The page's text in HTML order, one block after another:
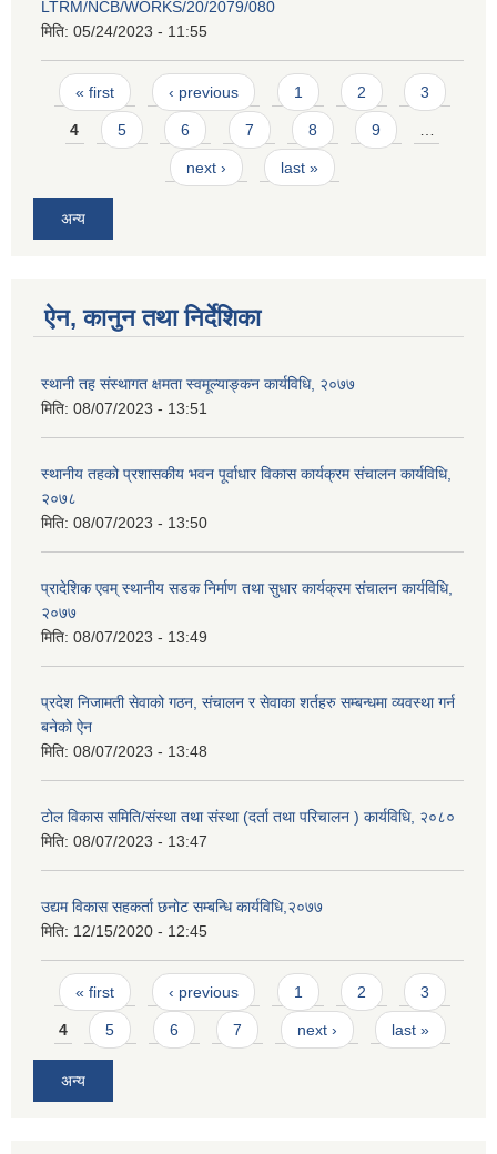
LTRM/NCB/WORKS/20/2079/080
मिति: 05/24/2023 - 11:55
Pages
« first ‹ previous 1 2 3
4 5 6 7 8 9
next › last »
अन्य
ऐन, कानुन तथा निर्देशिका
स्थानी तह संस्थागत क्षमता स्वमूल्याङ्कन कार्यविधि, २०७७
मिति: 08/07/2023 - 13:51
स्थानीय तहको प्रशासकीय भवन पूर्वाधार विकास कार्यक्रम संचालन कार्यविधि,
२०७८
मिति: 08/07/2023 - 13:50
प्रादेशिक एवम् स्थानीय सडक निर्माण तथा सुधार कार्यक्रम संचालन कार्यविधि,
२०७७
मिति: 08/07/2023 - 13:49
प्रदेश निजामती सेवाको गठन, संचालन र सेवाका शर्तहरु सम्बन्धमा व्यवस्था गर्न
बनेको ऐन
मिति: 08/07/2023 - 13:48
टोल विकास समिति/संस्था तथा संस्था (दर्ता तथा परिचालन ) कार्यविधि, २०८०
मिति: 08/07/2023 - 13:47
उद्यम विकास सहकर्ता छनोट सम्बन्धि कार्यविधि,२०७७
मिति: 12/15/2020 - 12:45
Pages
« first ‹ previous 1 2 3
4 5 6 7 next › last »
अन्य